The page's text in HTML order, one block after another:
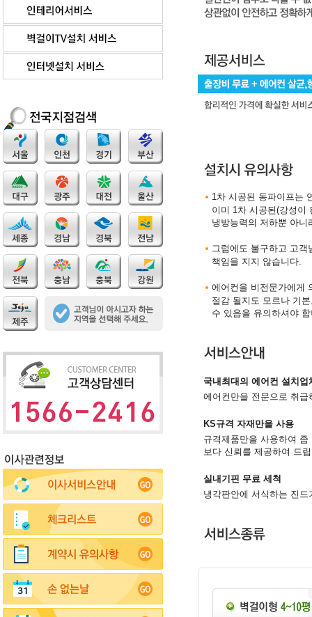
1차 시공된 동파이프는
이미 1차 시공된(강성이
냉방능력의 저하뿐 아
그럼에도 불구하고 고
책임을 지지 않습니다.
에어컨을 비전문가에게
절감 될지도 모르나 기
수 있음을 유의하셔야
국내최대의 에어컨 설치업
에어컨만을 전문으로 취
KS규격 자재만을 사용
규격제품만을 사용하여
보다 신뢰를 제공하여 드
실내기핀 무료 세척
냉각판안에 서식하는 진